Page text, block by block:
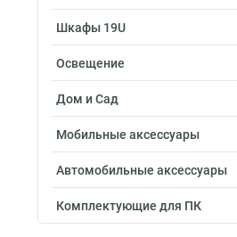
Шкафы 19U
Освещение
Дом и Сад
Мобильные аксессуары
Автомобильные аксессуары
Комплектующие для ПК